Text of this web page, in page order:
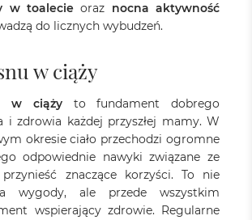
w toalecie oraz nocna aktywność
do licznych wybudzeń.
w ciąży
w ciąży to fundament dobrego
i zdrowia każdej przyszłej mamy. W
okresie ciało przechodzi ogromne
odpowiednie nawyki związane ze
znaczące korzyści. To nie
wygody, ale przede wszystkim
wspierający zdrowie. Regularne